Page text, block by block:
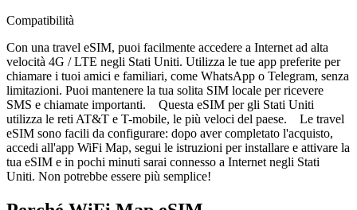
Compatibilità
Con una travel eSIM, puoi facilmente accedere a Internet ad alta
velocità 4G / LTE negli Stati Uniti. Utilizza le tue app preferite per
chiamare i tuoi amici e familiari, come WhatsApp o Telegram, senza
limitazioni. Puoi mantenere la tua solita SIM locale per ricevere
SMS e chiamate importanti. Questa eSIM per gli Stati Uniti
utilizza le reti AT&T e T-mobile, le più veloci del paese. Le travel
eSIM sono facili da configurare: dopo aver completato l'acquisto,
accedi all'app WiFi Map, segui le istruzioni per installare e attivare la
tua eSIM e in pochi minuti sarai connesso a Internet negli Stati
Uniti. Non potrebbe essere più semplice!